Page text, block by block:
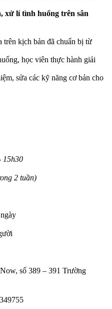
xử lí tình huống trên sân
trên kịch bản đã chuẩn bị từ
học viên thực hành giải
sửa các kỹ năng cơ bản cho
15h30
2 tuần)
số 389 – 391 Trường